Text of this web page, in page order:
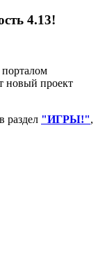
4.13!
новый проект
раздел "ИГРЫ!",